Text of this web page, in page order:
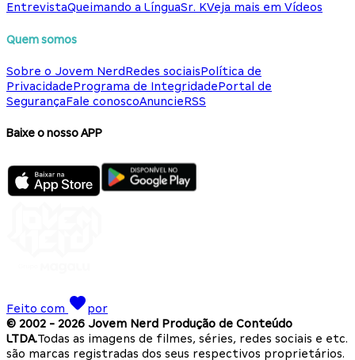
EntrevistaQueimando a LínguaSr. KVeja mais em Vídeos
Quem somos
Sobre o Jovem NerdRedes sociaisPolítica de
PrivacidadePrograma de IntegridadePortal de
SegurançaFale conoscoAnuncieRSS
Baixe o nosso APP
Feito com
por
© 2002 - 2026 Jovem Nerd Produção de Conteúdo
LTDA.Todas as imagens de filmes, séries, redes sociais e etc.
são marcas registradas dos seus respectivos proprietários.